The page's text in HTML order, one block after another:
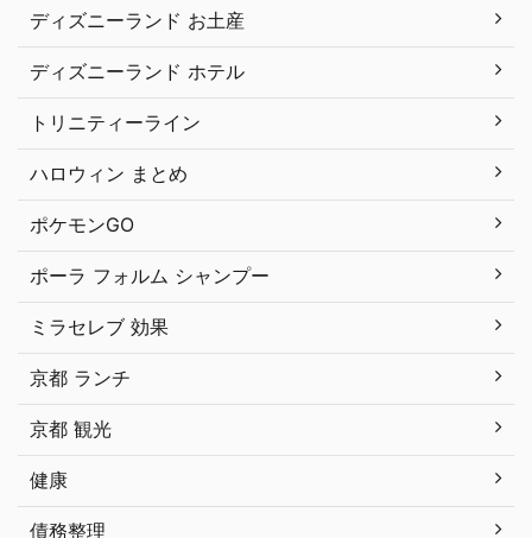
ディズニーランド お土産
ディズニーランド ホテル
トリニティーライン
ハロウィン まとめ
ポケモンGO
ポーラ フォルム シャンプー
ミラセレブ 効果
京都 ランチ
京都 観光
健康
債務整理